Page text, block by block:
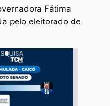
Fátima
pelo eleitorado de